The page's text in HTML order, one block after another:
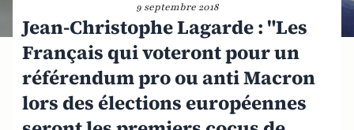
9 septembre 2018
Jean-Christophe Lagarde : "Les
Français qui voteront pour un
référendum pro ou anti Macron
lors des élections européennes